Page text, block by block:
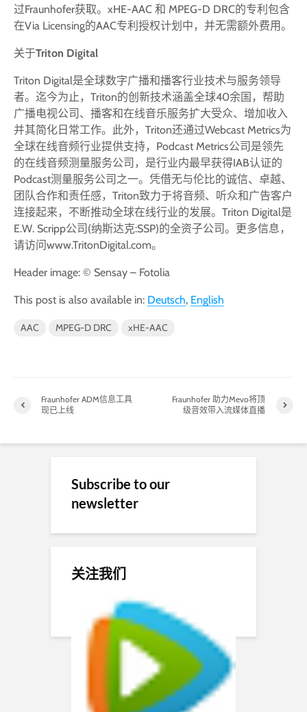
过Fraunhofer获取。xHE-AAC 和 MPEG-D DRC的专利包含
在Via Licensing的AAC专利授权计划中，并无需额外费用。
关于Triton Digital
Triton Digital是全球数字广播和播客行业技术与服务领导
者。迄今为止，Triton的创新技术涵盖全球40余国，帮助
广播电视公司、播客和在线音乐服务扩大受众、增加收入
并其简化日常工作。此外，Triton还通过Webcast Metrics为
全球在线音频行业提供支持，Podcast Metrics公司是领先
的在线音频测量服务公司，是行业内最早获得IAB认证的
Podcast测量服务公司之一。凭借无与伦比的诚信、卓越、
团队合作和责任感，Triton致力于将音频、听众和广告客户
连接起来，不断推动全球在线行业的发展。Triton Digital是
E.W. Scripp公司(纳斯达克:SSP)的全资子公司。更多信息，
请访问www.TritonDigital.com。
Header image: © Sensay – Fotolia
This post is also available in: Deutsch English
AAC MPEG-D DRC xHE-AAC
Fraunhofer ADM信息工具
现已上线
Fraunhofer 助力Mevo将顶
级音效带入流媒体直播
Subscribe to our
newsletter
关注我们